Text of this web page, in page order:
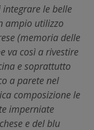
le belle
ampio utilizzo
(memoria delle
va così a rivestire
e soprattutto
a parete nel
composizione le
imperniate
e del blu